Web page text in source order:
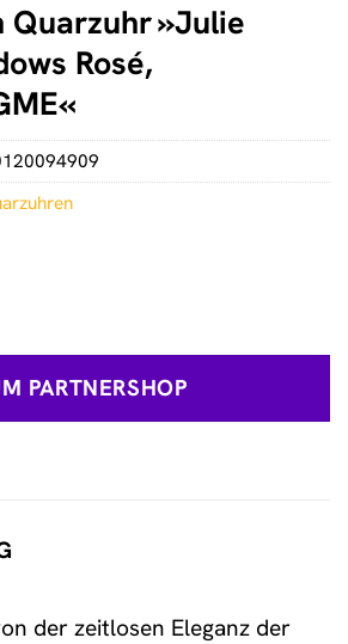
»Julie
Rosé,
PARTNERSHOP
der zeitlosen Eleganz der